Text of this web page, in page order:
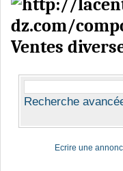
Ventes
Recherche
Ecrire une